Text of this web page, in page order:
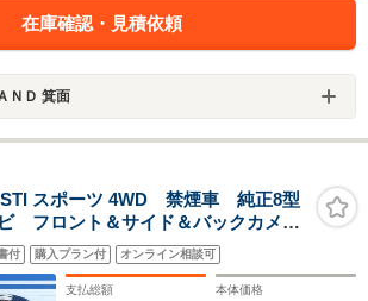
在庫確認・見積依頼
ＮＤ 箕面
スポーツ 4WD 禁煙車 純正8型
フロント＆サイド＆バックカメ
ーミラー ETC シートヒータ
パワーシート LEDヘッドライ
ミホイール
付 購入プラン付 オンライン相談可
支払総額 本体価格